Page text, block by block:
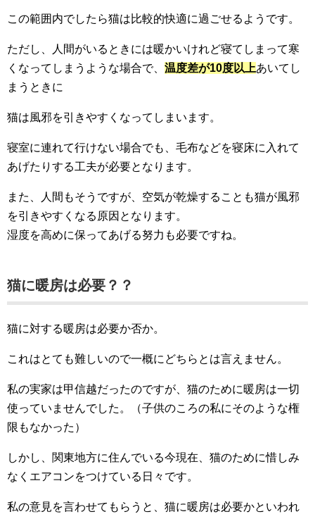
この範囲内でしたら猫は比較的快適に過ごせるようです。
ただし、人間がいるときには暖かいけれど寝てしまって寒
くなってしまうような場合で、 温度差が10度以上あいてし
まうときに
猫は風邪を引きやすくなってしまいます。
寝室に連れて行けない場合でも、毛布などを寝床に入れて
あげたりする工夫が必要となります。
また、人間もそうですが、空気が乾燥することも猫が風邪
を引きやすくなる原因となります。
湿度を高めに保ってあげる努力も必要ですね。
猫に暖房は必要？？
猫に対する暖房は必要か否か。
これはとても難しいので一概にどちらとは言えません。
私の実家は甲信越だったのですが、猫のために暖房は一切
使っていませんでした。（子供のころの私にそのような権
限もなかった）
しかし、関東地方に住んでいる今現在、猫のために惜しみ
なくエアコンをつけている日々です。
私の意見を言わせてもらうと、猫に暖房は必要かといわれ